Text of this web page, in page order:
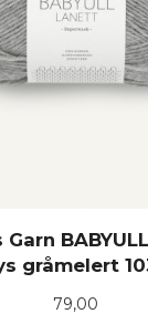
gråmelert
Pris
79,00